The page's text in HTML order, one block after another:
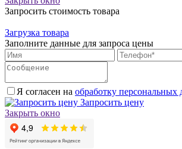
Запросить стоимость товара
Загрузка товара
Заполните данные для запроса цены
Я согласен на обработку персональных
Запросить цену
Закрыть окно